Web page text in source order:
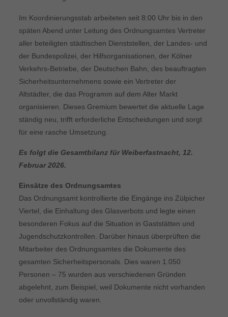
Im Koordinierungsstab arbeiteten seit 8:00 Uhr bis in den
späten Abend unter Leitung des Ordnungsamtes Vertreter
aller beteiligten städtischen Dienststellen, der Landes- und
der Bundespolizei, der Hilfsorganisationen, der Kölner
Verkehrs-Betriebe, der Deutschen Bahn, des beauftragten
Sicherheitsunternehmens sowie ein Vertreter der
Altstädter, die das Programm auf dem Alter Markt
organisieren. Dieses Gremium bewertet die aktuelle Lage
ständig neu, trifft erforderliche Entscheidungen und sorgt
für eine rasche Umsetzung.
Es folgt die Gesamtbilanz für Weiberfastnacht, 12.
Februar 2026.
Einsätze des Ordnungsamtes
Das Ordnungsamt kontrollierte die Eingänge ins Zülpicher
Viertel, die Einhaltung des Glasverbots und legte einen
besonderen Fokus auf die Situation in Gaststätten und
Jugendschutzkontrollen. Darüber hinaus überprüften die
Mitarbeiter des Ordnungsamtes die Dokumente des
gesamten Sicherheitspersonals. Dies waren 1.050
Personen – 75 wurden aus verschiedenen Gründen
abgelehnt, zum Beispiel, weil Dokumente nicht vorhanden
oder unvollständig waren.